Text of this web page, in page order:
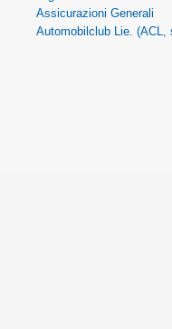
Assicurazioni Generali
Automobilclub Lie. (ACL,